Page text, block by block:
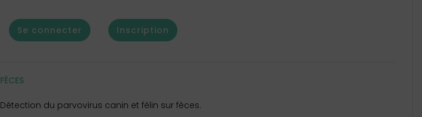
Se connecter Inscription
FÈCES
Détection du parvovirus canin et félin sur fèces.